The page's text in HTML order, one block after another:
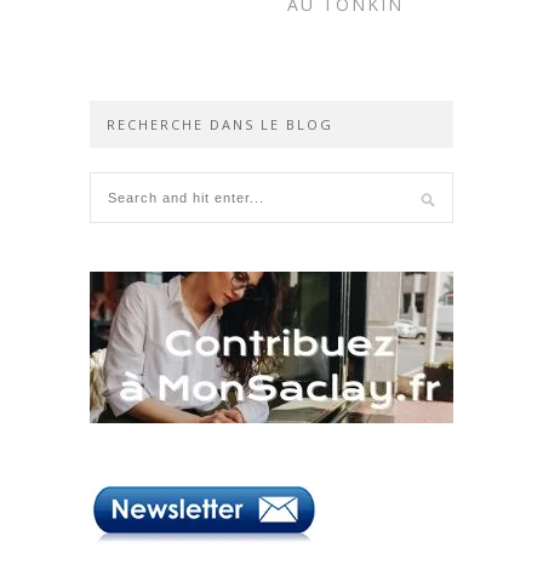
RECHERCHE DANS LE BLOG